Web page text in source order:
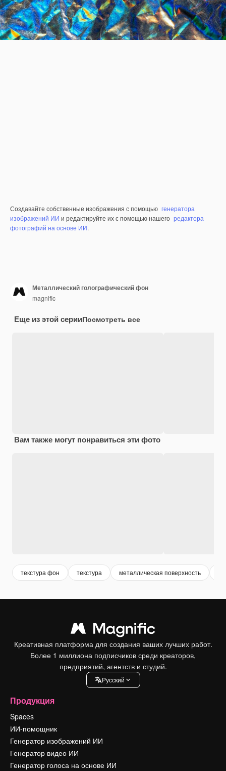
Создавайте собственные изображения с помощью генератора
изображений ИИ и редактируйте их с помощью нашего редактора
фотографий на основе ИИ.
Металлический голографический фон
magnific
Еще из этой серииПосмотреть все
Вам также могут понравиться эти фото
текстура фон текстура металлическая поверхность
Креативная платформа для создания ваших лучших работ.
Более 1 миллиона подписчиков среди креаторов,
предприятий, агентств и студий.
Pусский
Продукция
Spaces
ИИ-помощник
Генератор изображений ИИ
Генератор видео ИИ
Генератор голоса на основе ИИ